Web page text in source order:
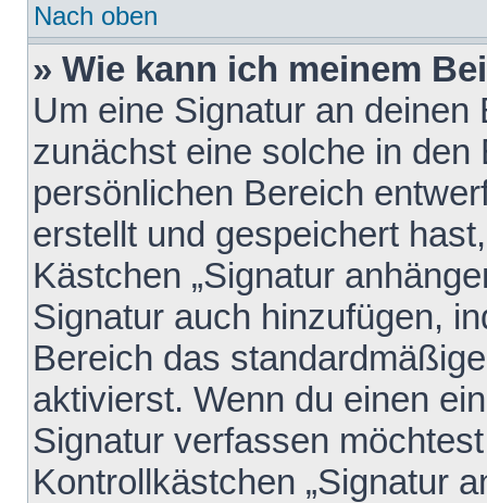
Nach oben
» Wie kann ich meinem
Um eine Signatur an
zunächst eine solche in den
persönlichen Bereich
erstellt und gespeichert
Kästchen „Signatur
Signatur auch hinzufügen,
Bereich das
aktivierst. Wenn du einen
Signatur verfassen
Kontrollkästchen „Signatur